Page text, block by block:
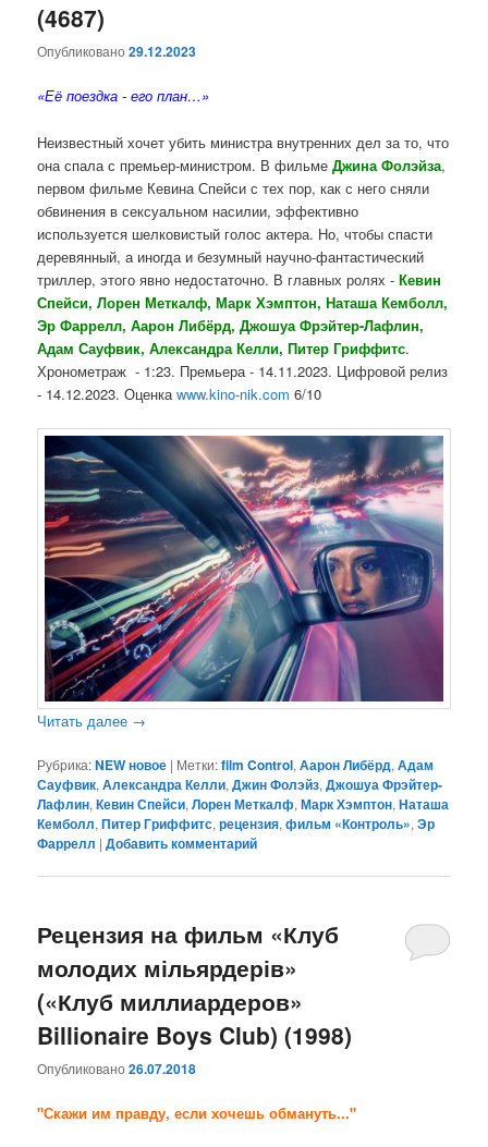
(4687)
Опубликовано29.12.2023
«Её поездка - его план…»
Неизвестный хочет убить министра внутренних дел за то, что
она спала с премьер-министром. В фильмеДжина Фолэйза,
первом фильме Кевина Спейси с тех пор, как с него сняли
обвинения в сексуальном насилии, эффективно
используется шелковистый голос актера. Но, чтобы спасти
деревянный, а иногда и безумный научно-фантастический
триллер, этого явно недостаточно. В главных ролях -Кевин
Спейси, Лорен Меткалф, Марк Хэмптон, Наташа Кемболл,
Эр Фаррелл, Аарон Либёрд, Джошуа Фрэйтер-Лафлин,
Адам Сауфвик, Александра Келли, Питер Гриффитс.
Хронометраж - 1:23. Премьера - 14.11.2023. Цифровой релиз
- 14.12.2023. Оценкаwww.kino-nik.com 6/10
Читать далее →
Рубрика:NEW новое | Метки:film Control,Аарон Либёрд,Адам
Сауфвик,Александра Келли,Джин Фолэйз,Джошуа Фрэйтер-
Лафлин,Кевин Спейси,Лорен Меткалф,Марк Хэмптон,Наташа
Кемболл,Питер Гриффитс,рецензия,фильм «Контроль»,Эр
Фаррелл |Добавить комментарий
Рецензия на фильм «Клуб
молодих мільярдерів»
(«Клуб миллиардеров»
Billionaire Boys Club) (1998)
Опубликовано26.07.2018
"Скажи им правду, если хочешь обмануть..."